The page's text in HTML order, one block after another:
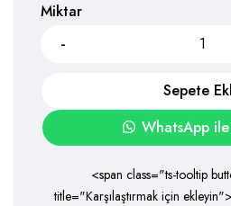
Miktar
Sepete
WhatsApp ile
<span class="ts-tooltip
title="Karşılaştırmak için